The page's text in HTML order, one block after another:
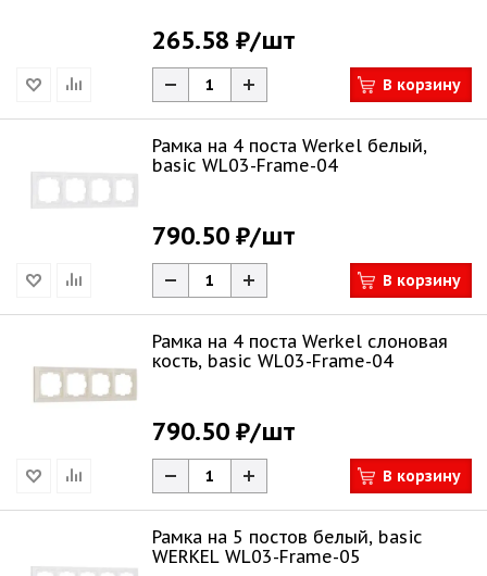
265.58 ₽/шт
В корзину
Рамка на 4 поста Werkel белый,
basic WL03-Frame-04
790.50 ₽/шт
В корзину
Рамка на 4 поста Werkel слоновая
кость, basic WL03-Frame-04
790.50 ₽/шт
В корзину
Рамка на 5 постов белый, basic
WERKEL WL03-Frame-05